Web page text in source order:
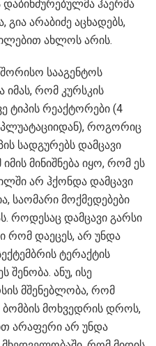
ჰაერმა
არაბიძე აცხადებს,
ახლოს არის.
სააგენტოს
იმას, რომ კურსკის
ტიპის რეაქტორები (4
როგორიც
სადგურებს დამცავი
მინიშნება იყო, რომ ეს
არ ჰქონდა დამცავი
საომარი მოქმედებები
როდესაც დამცავი გარსი
რომ დაეცეს, არ უნდა
ტერაქტის
ანუ, ისე
მშენებლობა, რომ
ბომბის მოხვედრის დროს,
არაფერი არ უნდა